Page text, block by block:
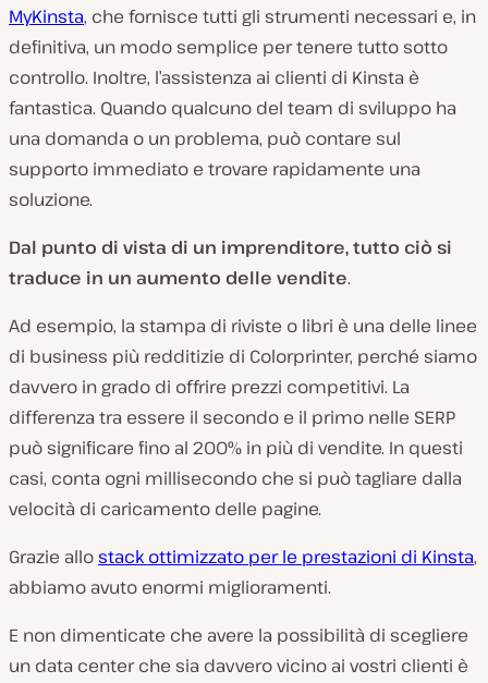
MyKinsta, che fornisce tutti gli strumenti necessari e, in
definitiva, un modo semplice per tenere tutto sotto
controllo. Inoltre, l’assistenza ai clienti di Kinsta è
fantastica. Quando qualcuno del team di sviluppo ha
una domanda o un problema, può contare sul
supporto immediato e trovare rapidamente una
soluzione.
Dal punto di vista di un imprenditore, tutto ciò si
traduce in un aumento delle vendite.
Ad esempio, la stampa di riviste o libri è una delle linee
di business più redditizie di Colorprinter, perché siamo
davvero in grado di offrire prezzi competitivi. La
differenza tra essere il secondo e il primo nelle SERP
può significare fino al 200% in più di vendite. In questi
casi, conta ogni millisecondo che si può tagliare dalla
velocità di caricamento delle pagine.
Grazie allostack ottimizzato per le prestazioni di Kinsta,
abbiamo avuto enormi miglioramenti.
E non dimenticate che avere la possibilità di scegliere
un data center che sia davvero vicino ai vostri clienti è